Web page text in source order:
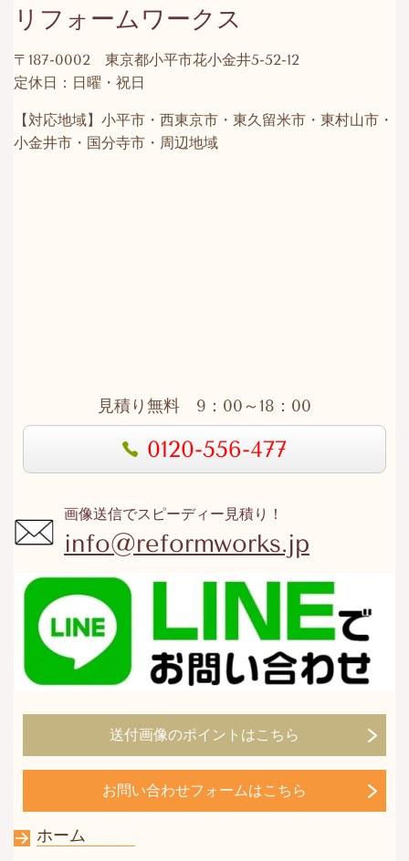
リフォームワークス
〒187-0002 東京都小平市花小金井5-52-12
定休日：日曜・祝日
【対応地域】小平市・西東京市・東久留米市・東村山市・
小金井市・国分寺市・周辺地域
見積り無料 9：00～18：00
0120-556-477
画像送信でスピーディー見積り！
info@reformworks.jp
送付画像のポイントはこちら
お問い合わせフォームはこちら
ホーム